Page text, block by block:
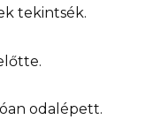
tekintsék.
odalépett.